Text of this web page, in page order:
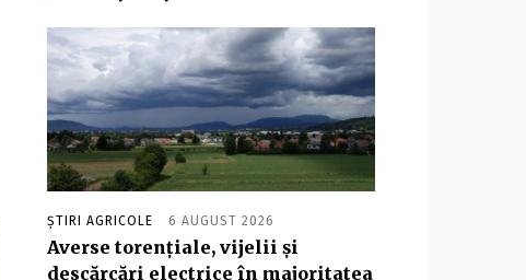
ȘTIRI AGRICOLE 6 AUGUST 2026
Averse torențiale, vijelii și
descărcări electrice în majoritatea